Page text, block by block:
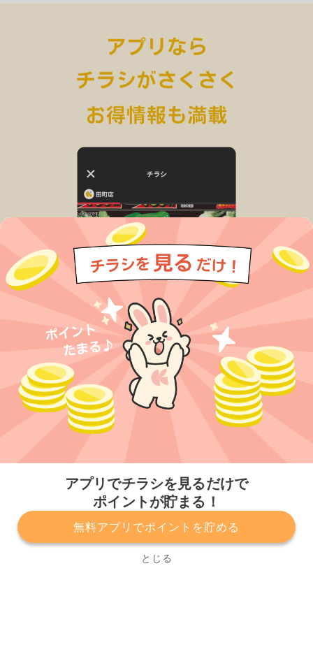
アプリでチラシを見るだけで
ポイントが貯まる！
無料アプリでポイントを貯める
とじる
プライバシーポリシー 利用規約
運営会社
サービスに関してのお問い合わせ